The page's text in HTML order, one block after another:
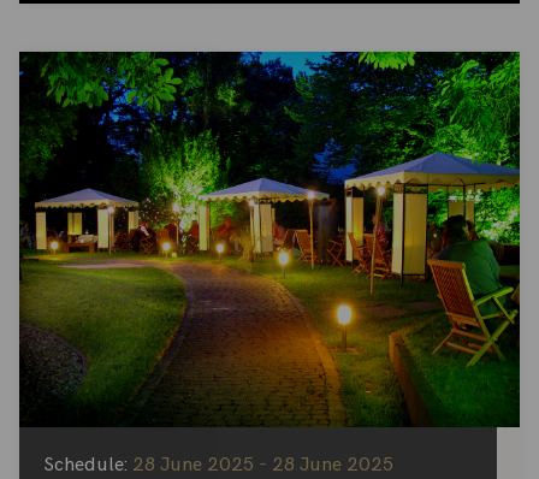
Schedule: 28 June 2025 - 28 June 2025